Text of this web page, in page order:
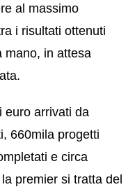
al massimo
i risultati ottenuti
mano, in attesa
euro arrivati da
660mila progetti
e circa
premier si tratta del